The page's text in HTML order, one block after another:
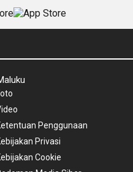
Penggunaan
Privasi
Cookie